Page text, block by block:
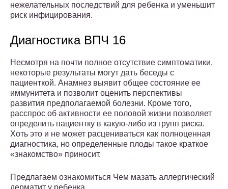
нежелательных последствий для ребенка и уменьшит
риск инфицирования.
Диагностика ВПЧ 16
Несмотря на почти полное отсутствие симптоматики,
некоторые результаты могут дать беседы с
пациенткой. Анамнез выявит общее состояние ее
иммунитета и позволит оценить перспективы
развития предполагаемой болезни. Кроме того,
расспрос об активности ее половой жизни позволяет
определить пациентку в какую-либо из групп риска.
Хоть это и не может расцениваться как полноценная
диагностика, но определенные плоды такое краткое
«знакомство» приносит.
Предлагаем ознакомиться Чем мазать аллергический